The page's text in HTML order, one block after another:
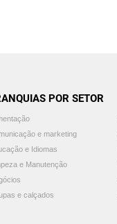
POR SETOR
e marketing
e Idiomas
e Manutenção
e calçados